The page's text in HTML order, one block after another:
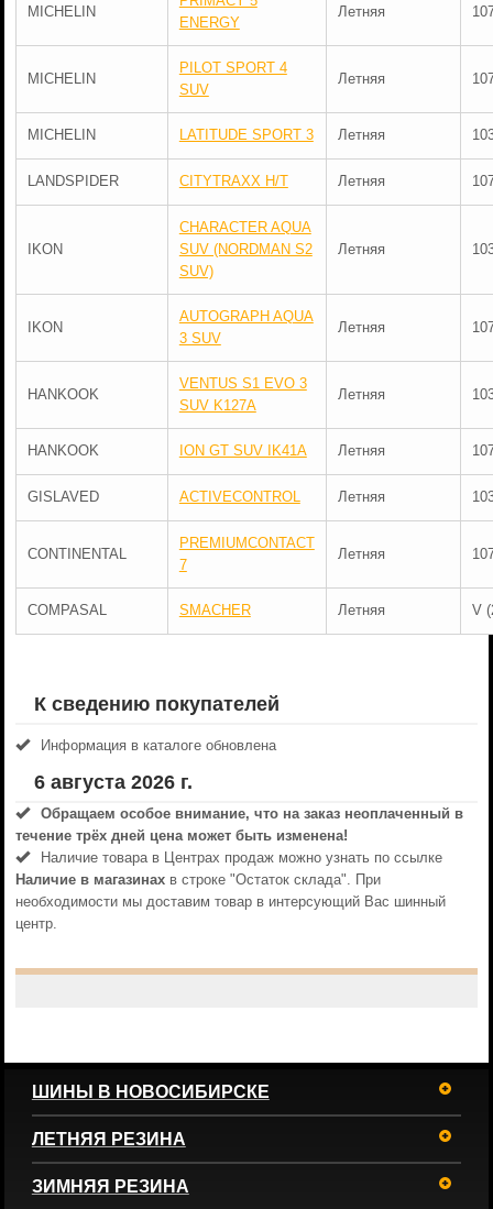
MICHELIN
ENERGY
Летняя
MICHELIN
PILOT SPORT 4
SUV
Летняя
MICHELIN LATITUDE SPORT 3 Летняя
LANDSPIDER CITYTRAXX H/T Летняя
IKON
CHARACTER AQUA
SUV (NORDMAN S2
SUV)
Летняя
IKON
AUTOGRAPH AQUA
3 SUV
Летняя
HANKOOK
VENTUS S1 EVO 3
SUV K127A
Летняя
HANKOOK ION GT SUV IK41A Летняя
GISLAVED ACTIVECONTROL Летняя
CONTINENTAL
PREMIUMCONTACT
7
Летняя
COMPASAL SMACHER Летняя V
К сведению покупателей
Информация в каталоге обновлена
6 августа 2026 г.
Обращаем особое внимание, что на заказ неоплаченный в
течениe трёх дней цена может быть изменена!
Наличие товара в Центрах продаж можно узнать по ссылке
Наличие в магазинахв строке "Остаток склада". При
необходимости мы доставим товар в интерсующий Вас шинный
центр.
ШИНЫ В НОВОСИБИРСКЕ
ЛЕТНЯЯ РЕЗИНА
ЗИМНЯЯ РЕЗИНА